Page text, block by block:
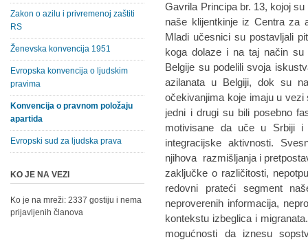
Gavrila Principa br. 13, kojoj
naše klijentkinje iz Centra
Mladi učesnici su postavljali
koga dolaze i na taj način su
Belgije su podelili svoja
azilanata u Belgiji, dok su
očekivanjima koje imaju u vezi
jedni i drugi su bili posebno
motivisane da uče u Srbiji i
integracijske aktivnosti.
njihova razmišljanja i
zaključke o različitosti,
redovni prateći segment
neproverenih informacija,
kontekstu izbeglica i
mogućnosti da iznesu
Zakon o azilu i privremenoj zaštiti
RS
Ženevska konvencija 1951
Evropska konvencija o ljudskim
pravima
Konvencija o pravnom položaju
apartida
Evropski sud za ljudska prava
KO JE NA VEZI
Ko je na mreži: 2337 gostiju i nema
prijavljenih članova